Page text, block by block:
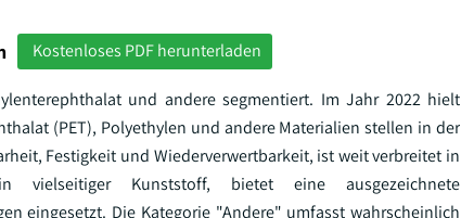
Kostenloses PDF herunterladen
und andere segmentiert. Im Jahr 2022 hielt
(PET), Polyethylen und andere Materialien stellen in der
Festigkeit und Wiederverwertbarkeit, ist weit verbreitet in
vielseitiger Kunststoff, bietet eine ausgezeichnete
eingesetzt. Die Kategorie "Andere" umfasst wahrscheinlich